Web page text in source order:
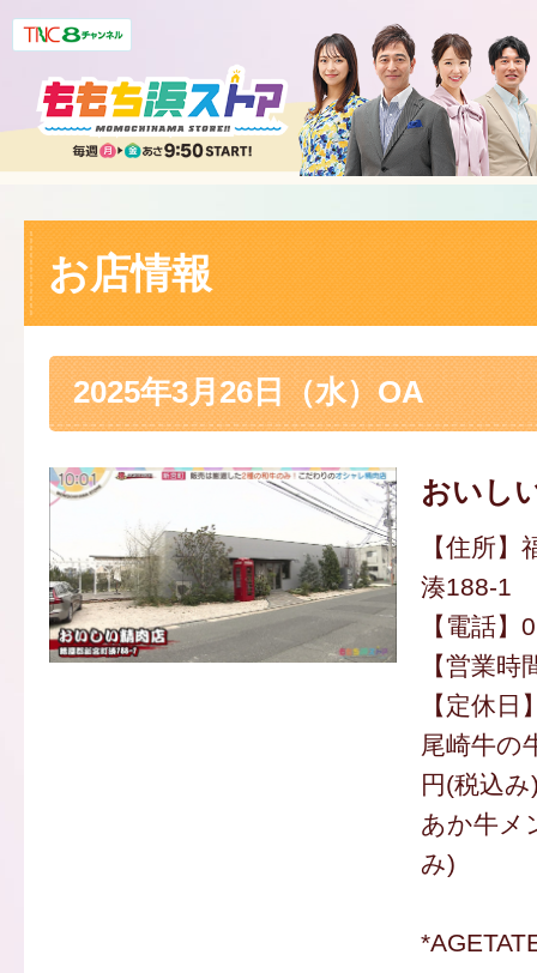
お店情報
2025年3月26日（水）OA
おいし
【住所
湊188-1
【電話
【営業
【定休日
尾崎牛の
円(税込み
あか牛メ
み)